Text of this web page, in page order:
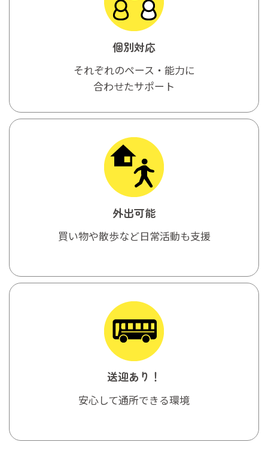
個別対応
それぞれのペース・能力に
合わせたサポート
外出可能
買い物や散歩など日常活動も支援
送迎あり！
安心して通所できる環境